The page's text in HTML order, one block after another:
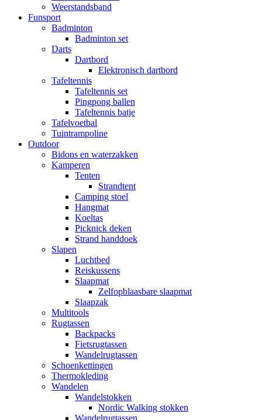
Weerstandsband
Funsport
Badminton
Badminton set
Darts
Dartbord
Elektronisch dartbord
Tafeltennis
Tafeltennis set
Pingpong ballen
Tafeltennis batje
Tafelvoetbal
Tuintrampoline
Outdoor
Bidons en waterzakken
Kamperen
Tenten
Strandtent
Camping stoel
Hangmat
Koeltas
Picknick deken
Strand handdoek
Slapen
Luchtbed
Reiskussens
Slaapmat
Zelfopblaasbare slaapmat
Slaapzak
Multitools
Rugtassen
Backpacks
Fietsrugtassen
Wandelrugtassen
Schoenkettingen
Thermokleding
Wandelen
Wandelstokken
Nordic Walking stokken
Wandelrugtassen